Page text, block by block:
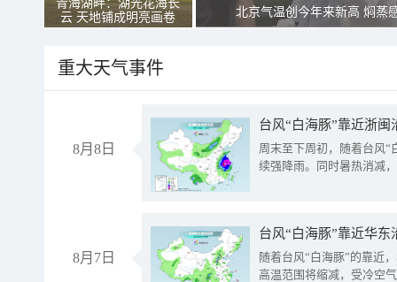
青海湖畔：湖光花海长
云 天地铺成明亮画卷
北京气温创今年来新高 焖蒸
重大天气事件
8月8日
台风“白海豚”靠近浙
周末至下周初，随着台风“
续强降雨。同时暑热消减
8月7日
台风“白海豚”靠近华
随着台风“白海豚”的靠近
高温范围将缩减，受冷空